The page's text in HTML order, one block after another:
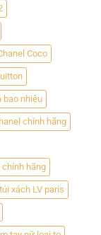
Coco
bao nhiêu
chính hãng
hãng
túi xách LV paris